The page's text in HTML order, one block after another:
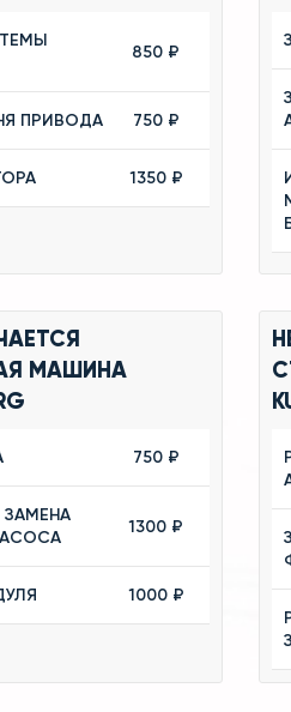
850 ₽
ПРИВОДА 750 ₽
1350 ₽
МАШИНА
750 ₽
1300 ₽
1000 ₽